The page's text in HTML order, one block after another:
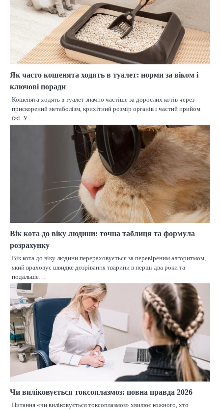
Як часто кошенята ходять в туалет: норми за віком і
ключові поради
Кошенята ходять в туалет значно частіше за дорослих котів через
прискорений метаболізм, крихітний розмір органів і частий прийом
їжі. У…
Вік кота до віку людини: точна таблиця та формула
розрахунку
Вік кота до віку людини перераховується за перевіреним алгоритмом,
який враховує швидке дозрівання тварини в перші два роки та
подальше…
Чи виліковується токсоплазмоз: повна правда 2026
Питання «чи виліковується токсоплазмоз» хвилює кожного, хто